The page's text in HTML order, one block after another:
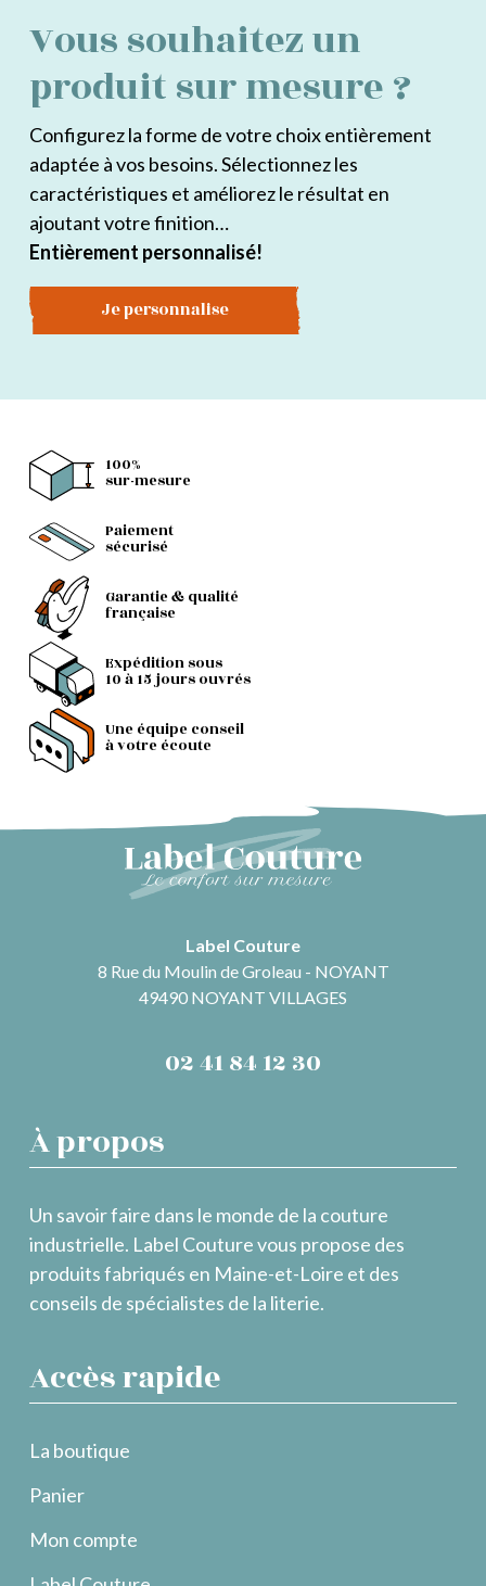
Vous souhaitez un
produit sur mesure ?
Configurez la forme de votre choix entièrement
adaptée à vos besoins. Sélectionnez les
caractéristiques et améliorez le résultat en
ajoutant votre finition…
Entièrement personnalisé!
Je personnalise
100%
sur-mesure
Paiement
sécurisé
Garantie & qualité
française
Expédition sous
10 à 15 jours ouvrés
Une équipe conseil
à votre écoute
Label Couture
8 Rue du Moulin de Groleau - NOYANT
49490 NOYANT VILLAGES
02 41 84 12 30
À propos
Un savoir faire dans le monde de la couture
industrielle. Label Couture vous propose des
produits fabriqués en Maine-et-Loire et des
conseils de spécialistes de la literie.
Accès rapide
La boutique
Panier
Mon compte